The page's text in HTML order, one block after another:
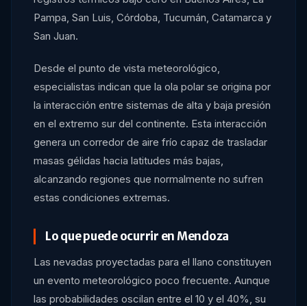
Pampa, San Luis, Córdoba, Tucumán, Catamarca y
San Juan.
Desde el punto de vista meteorológico,
especialistas indican que la ola polar se origina por
la interacción entre sistemas de alta y baja presión
en el extremo sur del continente. Esta interacción
genera un corredor de aire frío capaz de trasladar
masas gélidas hacia latitudes más bajas,
alcanzando regiones que normalmente no sufren
estas condiciones extremas.
Lo que puede ocurrir en Mendoza
Las nevadas proyectadas para el llano constituyen
un evento meteorológico poco frecuente. Aunque
las probabilidades oscilan entre el 10 y el 40%, su